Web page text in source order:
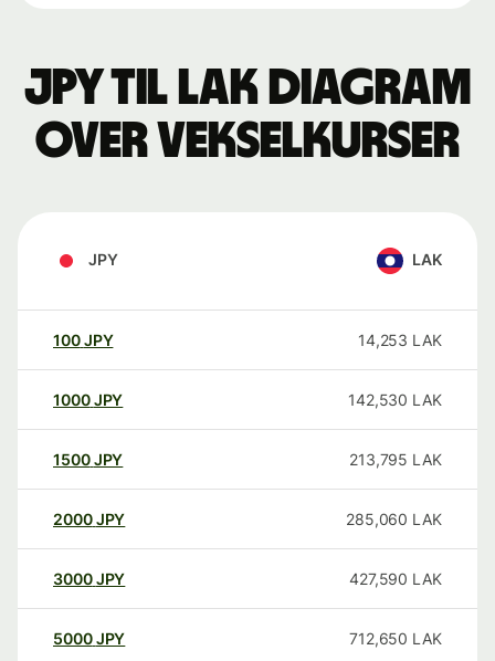
JPY til LAK Diagram
over vekselkurser
JPY LAK
100JPY 14,253 LAK
1000JPY 142,530 LAK
1500JPY 213,795 LAK
2000JPY 285,060 LAK
3000JPY 427,590 LAK
5000JPY 712,650 LAK